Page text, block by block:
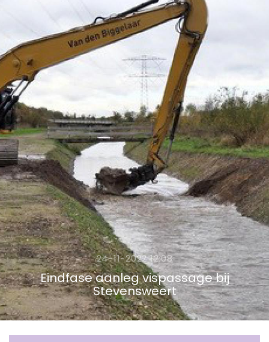
24-11-2022 12:08
Eindfase aanleg vispassage bij
Stevensweert